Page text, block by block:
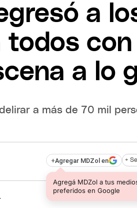
a
todos
a lo
a más de 70 mil
+Agregar MDZol en
Agregá MDZol a tus
preferidos en Google
+